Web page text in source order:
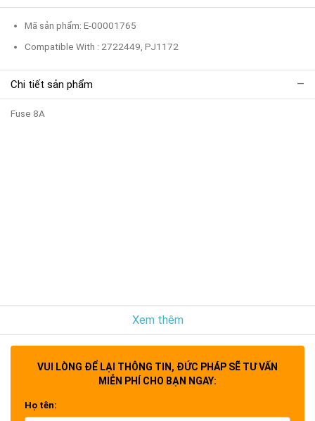
Mã sản phẩm: E-00001765
Compatible With : 2722449, PJ1172
Chi tiết sản phẩm
Fuse 8A
Xem thêm
VUI LÒNG ĐỂ LẠI THÔNG TIN, ĐỨC PHÁP SẼ TƯ VẤN
MIỄN PHÍ CHO BẠN NGAY:
Họ tên: